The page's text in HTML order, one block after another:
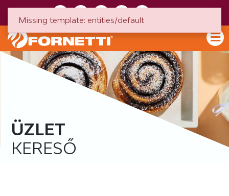
ÜZLET
KERESŐ
Missing template: entities/default